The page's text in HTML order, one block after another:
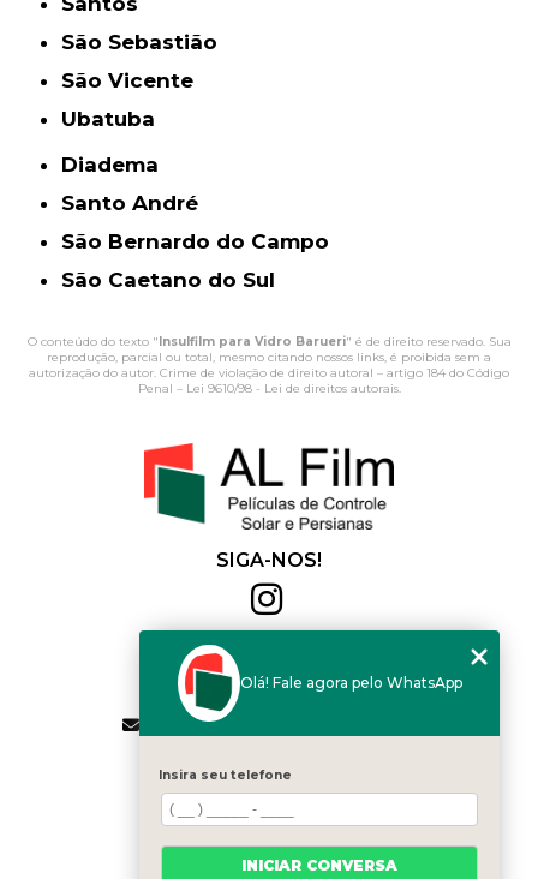
São Sebastião
São Vicente
Ubatuba
Diadema
Santo André
São Bernardo do Campo
São Caetano do Sul
O conteúdo do texto "Insulfilm para Vidro Barueri" é de direito reservado. Sua
reprodução, parcial ou total, mesmo citando nossos links, é proibida sem a
autorização do autor. Crime de violação de direito autoral – artigo 184 do Código
Penal – Lei 9610/98 - Lei de direitos autorais.
SIGA-NOS!
(11) 2564-4684
(11) 94168-2041
contato.vendas@alfilm.com.br
MENU
HOME
QUEM SOMOS
SERVIÇOS
BLOG
Olá! Fale agora pelo WhatsApp
Insira seu telefone
INICIAR CONVERSA